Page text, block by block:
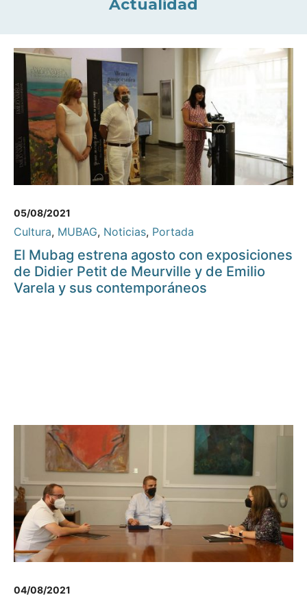
Actualidad
05/08/2021
Cultura, MUBAG, Noticias, Portada
El Mubag estrena agosto con exposiciones
de Didier Petit de Meurville y de Emilio
Varela y sus contemporáneos
04/08/2021